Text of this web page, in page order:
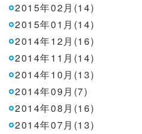
2015年02月(14)
2015年01月(14)
2014年12月(16)
2014年11月(14)
2014年10月(13)
2014年09月(7)
2014年08月(16)
2014年07月(13)